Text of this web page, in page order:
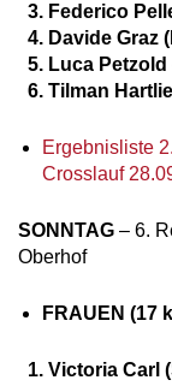
Federico
Davide Graz
Luca
Tilman
Ergebnisliste
Crosslauf
SONNTAG – 6.
Oberhof
FRAUEN (17
Victoria Carl